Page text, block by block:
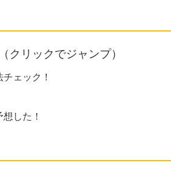
クリックでジャンプ）
ェック！
した！